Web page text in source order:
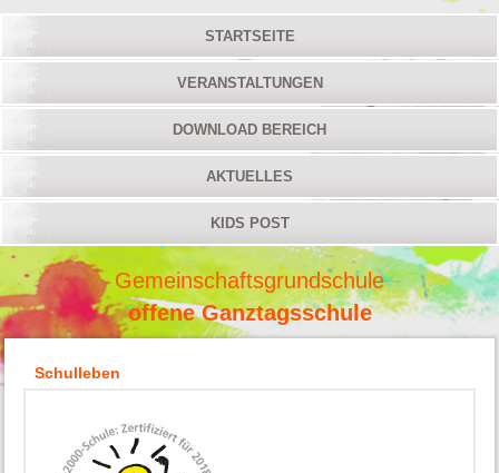
STARTSEITE
VERANSTALTUNGEN
DOWNLOAD BEREICH
AKTUELLES
KIDS POST
Gemeinschaftsgrundschule
offene Ganztagsschule
Schulleben